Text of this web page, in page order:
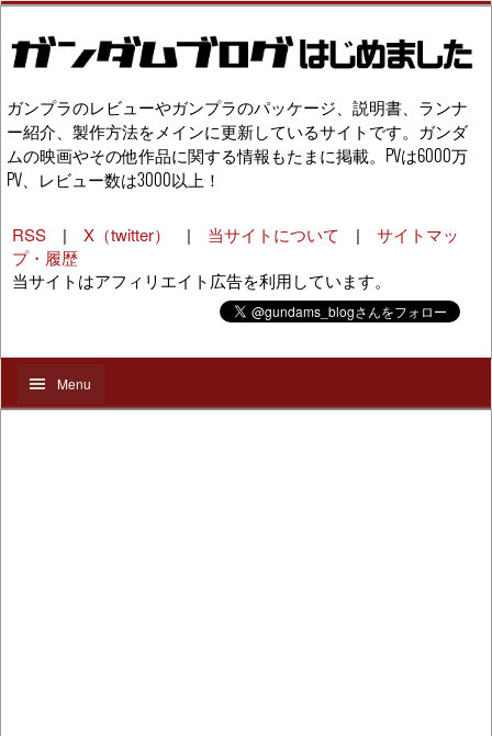
ガンプラのレビューやガンプラのパッケージ、説明書、ランナ
ー紹介、製作方法をメインに更新しているサイトです。ガンダ
ムの映画やその他作品に関する情報もたまに掲載。PVは6000万
PV、レビュー数は3000以上！
RSS | X（twitter） | 当サイトについて | サイトマッ
プ・履歴
当サイトはアフィリエイト広告を利用しています。
Menu